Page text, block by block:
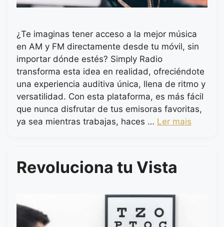
¿Te imaginas tener acceso a la mejor música
en AM y FM directamente desde tu móvil, sin
importar dónde estés? Simply Radio
transforma esta idea en realidad, ofreciéndote
una experiencia auditiva única, llena de ritmo y
versatilidad. Con esta plataforma, es más fácil
que nunca disfrutar de tus emisoras favoritas,
ya sea mientras trabajas, haces … Ler mais
Revoluciona tu Vista